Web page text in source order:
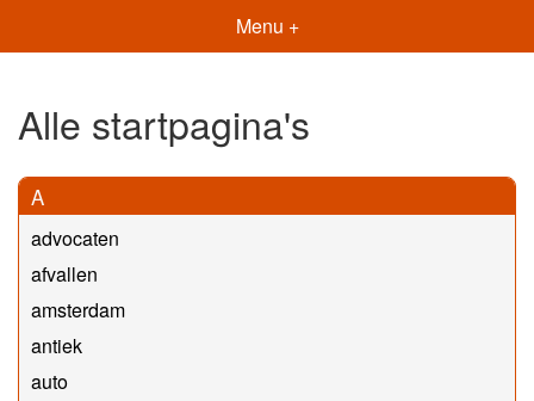
Menu +
Alle startpagina's
A
advocaten
afvallen
amsterdam
antiek
auto